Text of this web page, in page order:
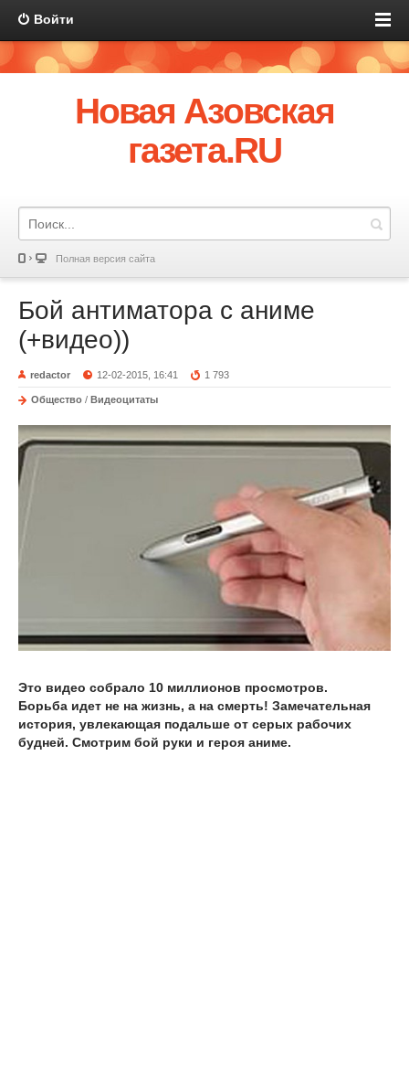
Войти
Новая Азовская
газета.RU
Полная версия сайта
Бой антиматора с аниме
(+видео))
redactor 12-02-2015, 16:41 1 793
Общество / Видеоцитаты
Это видео собрало 10 миллионов просмотров.
Борьба идет не на жизнь, а на смерть! Замечательная
история, увлекающая подальше от серых рабочих
будней. Смотрим бой руки и героя аниме.